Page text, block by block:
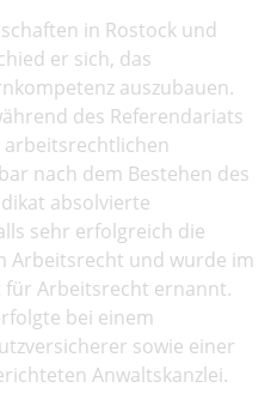
in Rostock und
er sich, das
auszubauen.
des Referendariats
nach dem Bestehen des
absolvierte
sehr erfolgreich die
Arbeitsrecht und wurde im
für Arbeitsrecht ernannt.
bei einem
sowie einer
Anwaltskanzlei.